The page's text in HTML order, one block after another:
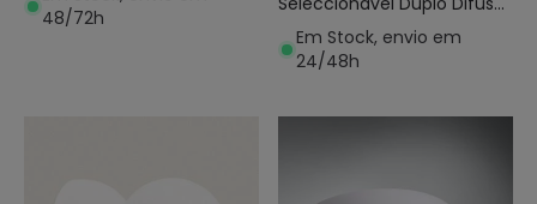
48/72h
Valorian
Em Stock, envio em
24/48h